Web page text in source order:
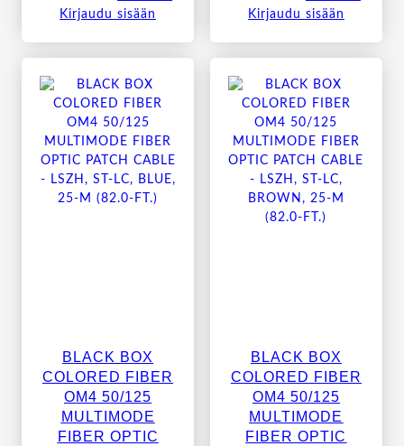
Kirjaudu sisään
Kirjaudu sisään
BLACK BOX
COLORED FIBER
OM4 50/125
MULTIMODE
FIBER OPTIC
BLACK BOX
COLORED FIBER
OM4 50/125
MULTIMODE
FIBER OPTIC